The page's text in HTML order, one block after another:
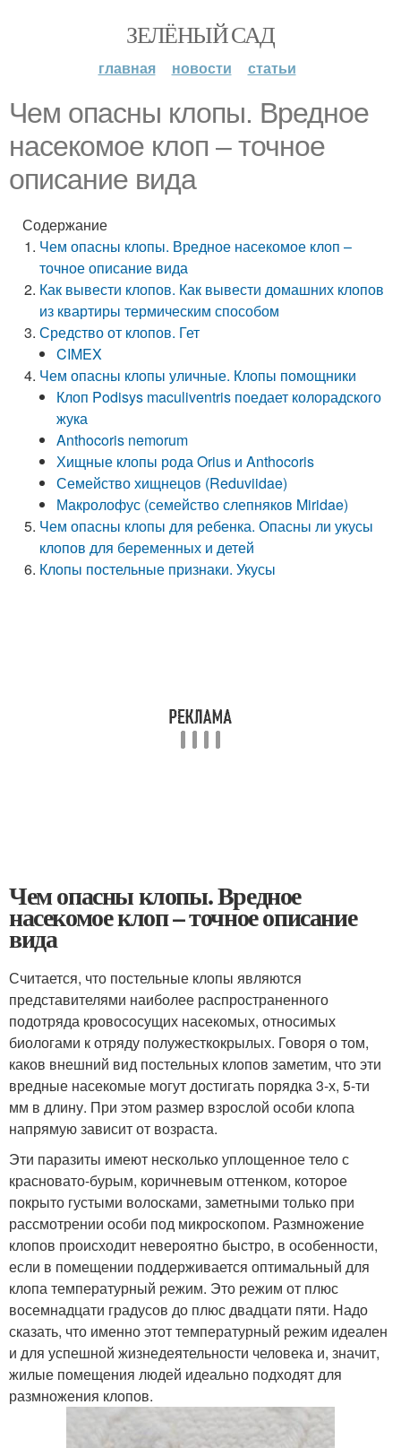
ЗЕЛЁНЫЙ САД
главная новости статьи
Чем опасны клопы. Вредное
насекомое клоп – точное
описание вида
Содержание
Чем опасны клопы. Вредное насекомое клоп –
точное описание вида
Как вывести клопов. Как вывести домашних клопов
из квартиры термическим способом
Средство от клопов. Гет
CIMEX
Чем опасны клопы уличные. Клопы помощники
Клоп Podisys maculiventris поедает колорадского
жука
Anthocoris nemorum
Хищные клопы рода Orius и Anthocoris
Семейство хищнецов (Reduviidae)
Макролофус (семейство слепняков Miridae)
Чем опасны клопы для ребенка. Опасны ли укусы
клопов для беременных и детей
Клопы постельные признаки. Укусы
Чем опасны клопы. Вредное
насекомое клоп – точное описание
вида
Считается, что постельные клопы являются
представителями наиболее распространенного
подотряда кровососущих насекомых, относимых
биологами к отряду полужесткокрылых. Говоря о том,
каков внешний вид постельных клопов заметим, что эти
вредные насекомые могут достигать порядка 3-х, 5-ти
мм в длину. При этом размер взрослой особи клопа
напрямую зависит от возраста.
Эти паразиты имеют несколько уплощенное тело с
красновато-бурым, коричневым оттенком, которое
покрыто густыми волосками, заметными только при
рассмотрении особи под микроскопом. Размножение
клопов происходит невероятно быстро, в особенности,
если в помещении поддерживается оптимальный для
клопа температурный режим. Это режим от плюс
восемнадцати градусов до плюс двадцати пяти. Надо
сказать, что именно этот температурный режим идеален
и для успешной жизнедеятельности человека и, значит,
жилые помещения людей идеально подходят для
размножения клопов.